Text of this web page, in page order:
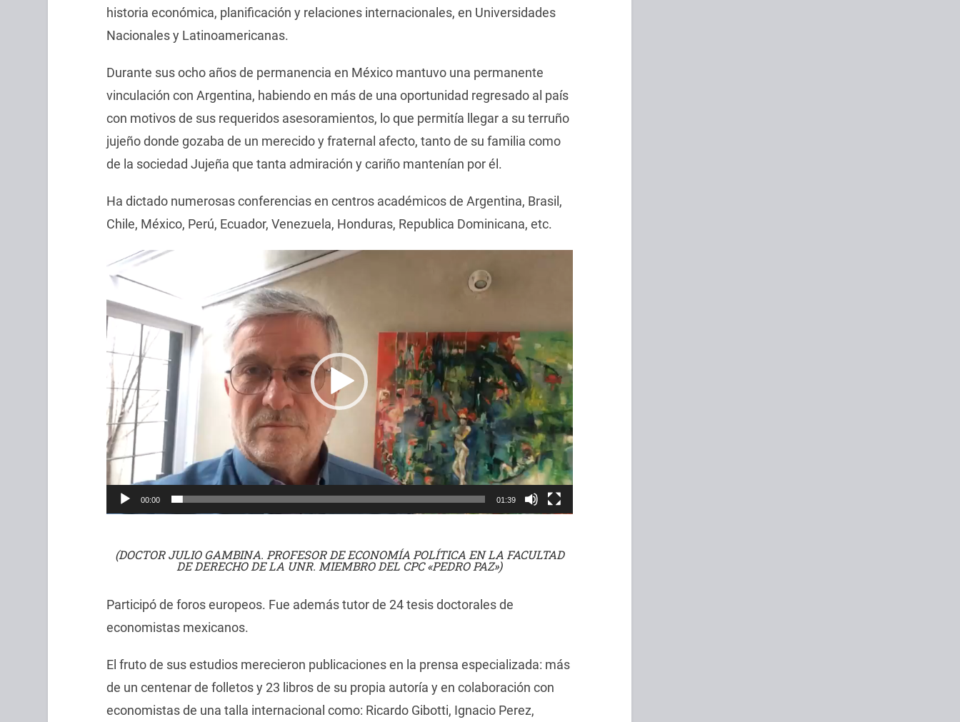
historia económica, planificación y relaciones internacionales, en Universidades
Nacionales y Latinoamericanas.
Durante sus ocho años de permanencia en México mantuvo una permanente
vinculación con Argentina, habiendo en más de una oportunidad regresado al país
con motivos de sus requeridos asesoramientos, lo que permitía llegar a su terruño
jujeño donde gozaba de un merecido y fraternal afecto, tanto de su familia como
de la sociedad Jujeña que tanta admiración y cariño mantenían por él.
Ha dictado numerosas conferencias en centros académicos de Argentina, Brasil,
Chile, México, Perú, Ecuador, Venezuela, Honduras, Republica Dominicana, etc.
Reproductor
de
vídeo
00:00 01:39
(DOCTOR JULIO GAMBINA. PROFESOR DE ECONOMÍA POLÍTICA EN LA FACULTAD
DE DERECHO DE LA UNR. MIEMBRO DEL CPC «PEDRO PAZ»)
Participó de foros europeos. Fue además tutor de 24 tesis doctorales de
economistas mexicanos.
El fruto de sus estudios merecieron publicaciones en la prensa especializada: más
de un centenar de folletos y 23 libros de su propia autoría y en colaboración con
economistas de una talla internacional como: Ricardo Gibotti, Ignacio Perez,